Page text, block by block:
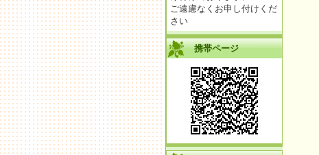
ご遠慮なくお申し付けくだ
さい
携帯ページ